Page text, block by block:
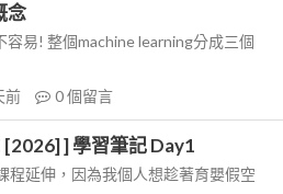
念
易! 整個machine learning分成三個
前 0個留言
] 學習筆記 Day1
程延伸，因為我個人想趁著育嬰假空